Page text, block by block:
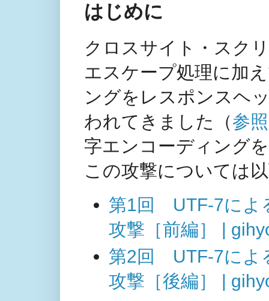
はじめに
クロスサイト・スク
エスケープ処理に加
ングをレスポンスヘ
われてきました（参照
字エンコーディング
この攻撃については
第1回 UTF-7によ
攻撃［前編］ |
第2回 UTF-7によ
攻撃［後編］ |